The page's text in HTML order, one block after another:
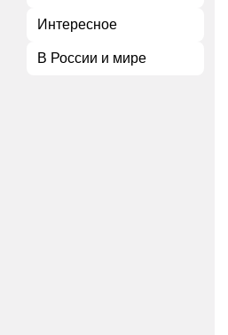
Интересное
В России и мире